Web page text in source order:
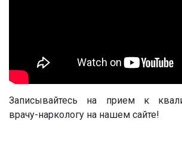
Записывайтесь на прием к
врачу-наркологу на нашем сайте!